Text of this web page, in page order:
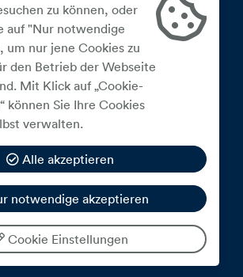
zu können, oder
auf "Nur notwendige
um nur jene Cookies zu
den Betrieb der Webseite
Mit Klick auf „Cookie-
können Sie Ihre Cookies
verwalten.
Alle akzeptieren
notwendige akzeptieren
Cookie Einstellungen